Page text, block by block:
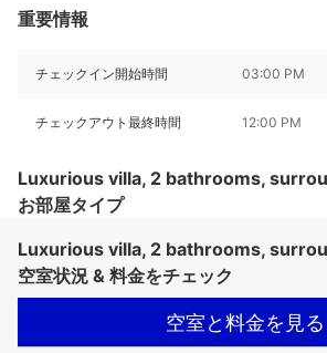
重要情報
チェックイン開始時間 03:00 PM
チェックアウト最終時間 12:00 PM
Luxurious villa, 2 bathrooms,
お部屋タイプ
Luxurious villa, 2 bathrooms,
空室状況 & 料金をチェック
空室と料金を見る